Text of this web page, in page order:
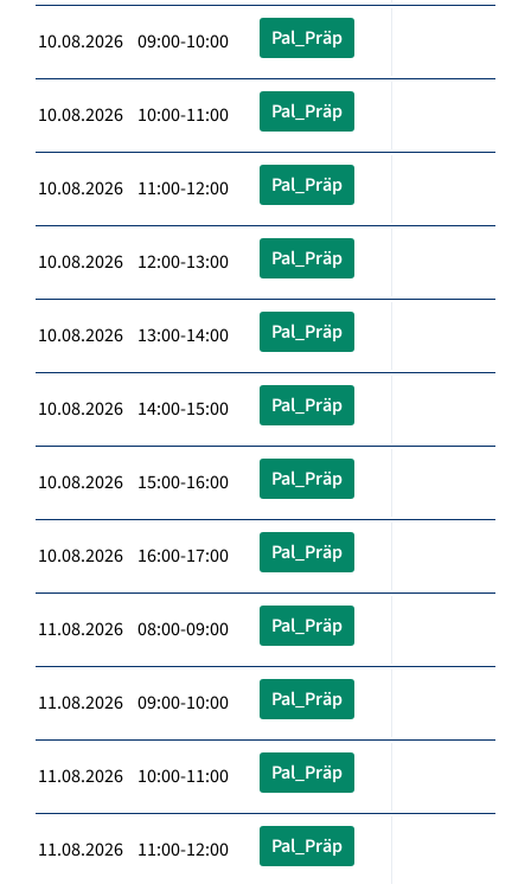
10.08.2026 09:00-10:00 Pal_Präp
10.08.2026 10:00-11:00 Pal_Präp
10.08.2026 11:00-12:00 Pal_Präp
10.08.2026 12:00-13:00 Pal_Präp
10.08.2026 13:00-14:00 Pal_Präp
10.08.2026 14:00-15:00 Pal_Präp
10.08.2026 15:00-16:00 Pal_Präp
10.08.2026 16:00-17:00 Pal_Präp
11.08.2026 08:00-09:00 Pal_Präp
11.08.2026 09:00-10:00 Pal_Präp
11.08.2026 10:00-11:00 Pal_Präp
11.08.2026 11:00-12:00 Pal_Präp